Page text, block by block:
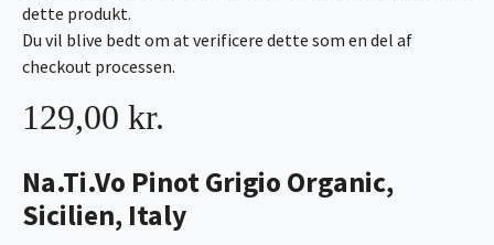
Na.Ti.Vo Pinot Grigio Organic,
Sicilien, Italy
129,00 kr.
dette produkt.
Du vil blive bedt om at verificere dette som en del af
checkout processen.